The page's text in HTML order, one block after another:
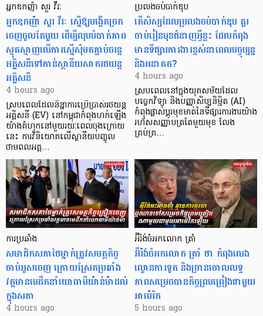
អ្នកឧកញ៉ា សួរ វីរៈ
អ្នកឧកញ៉ា សួរ វីរៈ ស្នើឱ្យបង្កើតច្រក
ចេញចូលតែមួយ ដើម្បីលុបបំបាត់ភាព
ស្មុគស្មាញលើការស្នើសុំបតភ្ជាប់ចរន្ត
អគ្គិសនីទៅកាន់ស្ថានីយសាករថយន្ត
អគ្គិសនី
4 hours ago
ស្របពេលដែលនិន្នាការប្រើប្រាស់រថយន្ត
អគ្គិសនី (EV) នៅកម្ពុជាកំពុងហក់ឡើង
យ៉ាងគំហុកនៅមួយរយៈពេលចុងក្រោយ
នេះ ការវិនិយោគលើស្ថានីយបញ្ចូល
ថាមពលអគ្គ…
ប្រលងចប់បាក់ឌុប
តើសិស្សដែលប្រលងចប់បាក់ឌុប គួរ
ចាប់រៀនមុខជំនាញអ្វីខ្លះ ដែលកំពុង
មានទីផ្សារការងារខ្ពស់នាពេលបច្ចុប្បន្ន
និងអនាគត?
4 hours ago
ស្របពេលនៅក្នុងយុគសម័យដែល
បច្ចេកវិទ្យា និងបញ្ញាសិប្បនិម្មិត (AI)
កំពុងផ្លាស់ប្តូរមុខមាត់នៃទីផ្សារការងារយ៉ាង
រហ័សសញ្ញាបត្រតែមួយមុខ លែង
គ្រប់គ្រ…
ការប្រឆាំង
សមាជិកសភាថៃម្នាក់ត្រូវសមត្ថកិច្ច
ចាប់អូសចេញ ក្រោយស្រែកប្រឆាំង
វត្តមានមេដឹកនាំយោធាមីយ៉ាន់ម៉ាដល់
ក្នុងសភា
4 hours ago
អ៊ីរ៉ង់ចំអកលោក ត្រាំ
អ៊ីរ៉ង់ចំអកលោក ត្រាំ ថា កំពុងលេង
ល្ខោនការទូត និងច្រានចោលលទ្ធ
ភាពសម្រេចបានកិច្ចព្រមព្រៀងជាមួយ
អាម៉េរិក
5 hours ago